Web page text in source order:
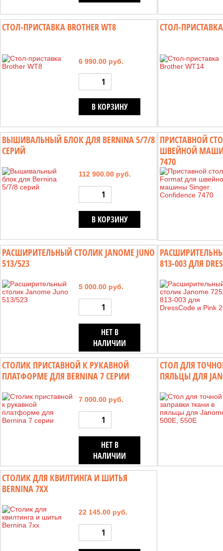
СТОЛ-ПРИСТАВКА BROTHER WT8
6 990.00 руб.
В КОРЗИНУ
СТОЛ-ПРИСТАВКА
ВЫШИВАЛЬНЫЙ БЛОК ДЛЯ BERNINA 5/7/8
СЕРИЙ
112 900.00 руб.
В КОРЗИНУ
ПРИСТАВНОЙ
ШВЕЙНОЙ
7470
РАСШИРИТЕЛЬНЫЙ СТОЛИК JANOME JUNO
513/523
5 000.00 руб.
НЕТ В
НАЛИЧИИ
813-003 ДЛЯ
СТОЛИК ПРИСТАВНОЙ К РУКАВНОЙ
ПЛАТФОРМЕ ДЛЯ BERNINA 7 СЕРИИ
7 000.00 руб.
НЕТ В
НАЛИЧИИ
СТОЛ ДЛЯ
ПЯЛЬЦЫ ДЛЯ
СТОЛИК ДЛЯ КВИЛТИНГА И ШИТЬЯ
BERNINA 7XX
22 145.00 руб.